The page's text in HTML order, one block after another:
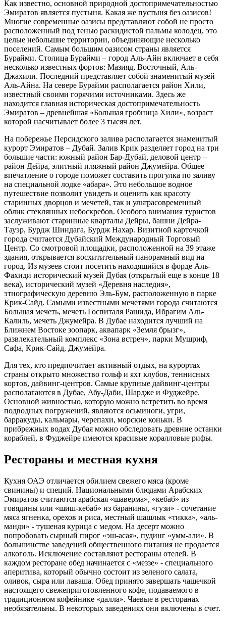
Как известно, основной природной достопримечательностью
Эмиратов является пустыня. Какая же пустыня без оазисов!
Многие современные оазисы представляют собой не просто
расположенный под тенью раскидистой пальмы колодец, это
целые небольшие территории, объединяющие несколько
поселений. Самым большим оазисом страны является
Бурайми. Столица Бурайми – город Аль-Айн включает в себя
несколько известных фортов: Мазияд, Восточный, Аль-
Джахили. Последний представляет собой знаменитый музей
Аль-Айна. На севере Бурайми располагается район Хили,
известный своими горячими источниками. Здесь же
находится главная историческая достопримечательность
Эмиратов – древнейшая «Большая гробница Хили», возраст
которой насчитывает более 3 тысяч лет.
На побережье Персидского залива располагается знаменитый
курорт Эмиратов – Дубай. Залив Крик разделяет город на три
большие части: южный район Бар-Дубай, деловой центр –
район Дейра, элитный пляжный район Джумейра. Общее
впечатление о городе поможет составить прогулка по заливу
на специальной лодке «абара». Это небольшое водное
путешествие позволит увидеть и оценить как красоту
старинных дворцов и мечетей, так и ультрасовременный
облик стеклянных небоскребов. Особого внимания туристов
заслуживают старинные кварталы Дейры, башни Дейра-
Тауэр, Бурдж Шиндага, Бурдж Нахар. Визитной карточкой
города считается Дубайский Международный Торговый
Центр. Со смотровой площадки, расположенной на 39 этаже
здания, открывается восхитительный панорамный вид на
город. Из музеев стоит посетить находящийся в форде Аль-
Фахиди исторический музей Дубая (открытый еще в конце 18
века), исторический музей «Деревня наследия»,
этнографическую деревню Эль-Бум, расположенную в парке
Крик-Сайд. Самыми известными мечетями города считаются
Большая мечеть, мечеть Госпиталя Рашида, Ибрагим Аль-
Калиль, мечеть Джумейра. В Дубае находится лучший на
Ближнем Востоке зоопарк, аквапарк «Земля брызг»,
развлекательный комплекс «Зона встреч», парки Мушриф,
Сафа, Крик-Сайд, Джумейра.
Для тех, кто предпочитает активный отдых, на курортах
страны открыто множество гольф и яхт клубов, теннисных
кортов, дайвинг-центров. Самые крупные дайвинг-центры
располагаются в Дубае, Абу-Даби, Шардже и Фуджейре.
Основной живностью, которую можно встретить во время
подводных погружений, являются осьминоги, угри,
барракуды, кальмары, черепахи, морские коньки. В
прибрежных водах Дубая можно обследовать древние останки
кораблей, в Фуджейре имеются красивые коралловые рифы.
Рестораны и местная кухня
Кухня ОАЭ отличается обилием свежего мяса (кроме
свинины) и специй. Национальными блюдами Арабских
Эмиратов считаются арабская «шаверма», «кебаб» из
говядины или «шиш-кебаб» из баранины, «гузи» - сочетание
мяса ягненка, орехов и риса, местный шашлык «тикка», «аль-
манди» - тушеная курица с медом. На десерт можно
попробовать сырный пирог «эш-асая», пудинг «умм-али». В
большинстве заведений общественного питания не продается
алкоголь. Исключение составляют рестораны отелей. В
каждом ресторане обед начинается с «меззе» - специального
аперитива, который обычно состоит из зеленого салата,
оливок, сыра или лаваша. Обед принято завершать чашечкой
настоящего свежеприготовленного кофе, подаваемого в
традиционном кофейнике «далла». Чаевые в ресторанах
необязательны. В некоторых заведениях они включены в счет.